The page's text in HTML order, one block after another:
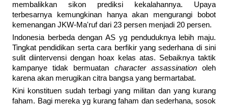
membalikkan sikon prediksi kekalahannya. Upaya
terbesarnya kemungkinan hanya akan mengurangi bobot
kemenangan JKW-Ma'ruf dari 23 persen menjadi 20 persen.
Indonesia berbeda dengan AS yg penduduknya lebih maju.
Tingkat pendidikan serta cara berfikir yang sederhana di sini
sulit diintervensi dengan hoax kelas atas. Sebaiknya taktik
kampanye tidak bermuatan character assassinationoleh
karena akan merugikan citra bangsa yang bermartabat.
Kini konstituen sudah terbagi yang militan dan yang kurang
faham. Bagi mereka yg kurang faham dan sederhana, sosok